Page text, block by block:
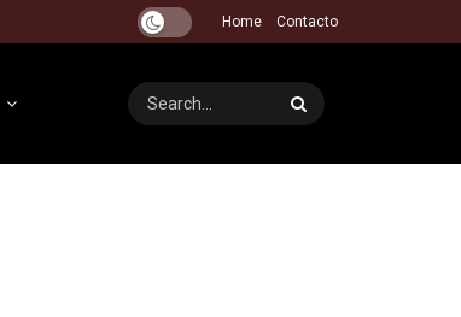
Home Contacto